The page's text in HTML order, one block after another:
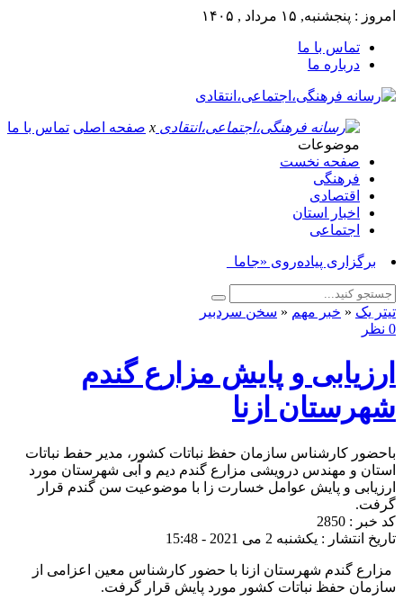
امروز : پنجشنبه, ۱۵ مرداد , ۱۴۰۵
تماس با ما
درباره ما
x صفحه اصلی تماس با ما
موضوعات
صفحه نخست
فرهنگی
اقتصادی
اخبار استان
اجتماعی
برگزاری پیاده‌روی «جاماندگان _
تیتر یک « خبر مهم « سخن سردبیر
0 نظر
ارزیابی و پایش مزارع گندم
شهرستان ازنا
باحضور کارشناس سازمان حفظ نباتات کشور، مدیر حفط نباتات
استان و مهندس درویشی مزارع گندم دیم و آبی شهرستان مورد
ارزیابی و پایش عوامل خسارت زا با موضوعیت سن گندم قرار
گرفت.
کد خبر : 2850
تاریخ انتشار : یکشنبه 2 می 2021 - 15:48
مزارع گندم شهرستان ازنا با حضور کارشناس معین اعزامی از
سازمان حفظ نباتات کشور مورد پایش قرار گرفت.